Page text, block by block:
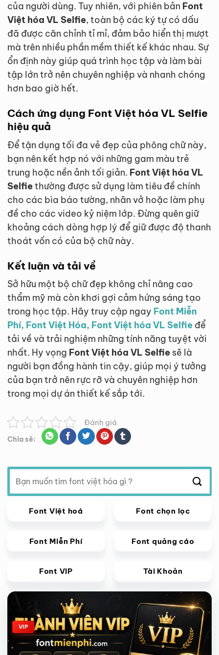
của người dùng. Tuy nhiên, với phiên bản Font
Việt hóa VL Selfie, toàn bộ các ký tự có dấu
đã được căn chỉnh tỉ mỉ, đảm bảo hiển thị mượt
mà trên nhiều phần mềm thiết kế khác nhau. Sự
ổn định này giúp quá trình học tập và làm bài
tập lớn trở nên chuyên nghiệp và nhanh chóng
hơn bao giờ hết.
Cách ứng dụng Font Việt hóa VL Selfie
hiệu quả
Để tận dụng tối đa vẻ đẹp của phông chữ này,
bạn nên kết hợp nó với những gam màu trẻ
trung hoặc nền ảnh tối giản. Font Việt hóa VL
Selfiethường được sử dụng làm tiêu đề chính
cho các bìa báo tường, nhãn vở hoặc làm phụ
đề cho các video kỷ niệm lớp. Đừng quên giữ
khoảng cách dòng hợp lý để giữ được độ thanh
thoát vốn có của bộ chữ này.
Kết luận và tải về
Sở hữu một bộ chữ đẹp không chỉ nâng cao
thẩm mỹ mà còn khơi gợi cảm hứng sáng tạo
trong học tập. Hãy truy cập ngay Font Miễn
Phí, Font Việt Hóa, Font Việt hóa VL Selfie để
tải về và trải nghiệm những tính năng tuyệt vời
nhất. Hy vọng Font Việt hóa VL Selfie sẽ là
người bạn đồng hành tin cậy, giúp mọi ý tưởng
của bạn trở nên rực rỡ và chuyên nghiệp hơn
trong mọi dự án thiết kế sắp tới.
Đánh giá
Chia sẽ:
Tìm
kiếm:
Font Việt hoá Font chọn lọc
Font Miễn Phí Font quảng cáo
Font VIP Tài Khoản
Giảm giá!
VIP